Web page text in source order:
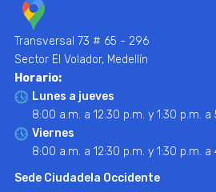
Transversal 73 # 65 - 296
Sector El Volador, Medellín
Horario:
Lunes a jueves
8:00 a.m. a 12:30 p.m. y 1:30 p.m. a
Viernes
8:00 a.m. a 12:30 p.m. y 1:30 p.m. a
Sede Ciudadela Occidente